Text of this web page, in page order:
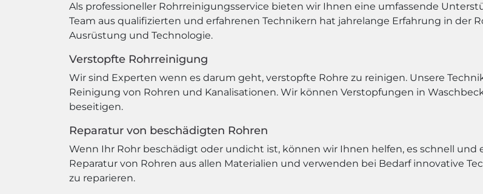
Als professioneller Rohrreinigungsservice bieten wir Ihnen eine umfassende
Team aus qualifizierten und erfahrenen Technikern hat jahrelange Erfahrung in
Ausrüstung und Technologie.
Verstopfte Rohrreinigung
Wir sind Experten wenn es darum geht, verstopfte Rohre zu reinigen. Unsere
Reinigung von Rohren und Kanalisationen. Wir können Verstopfungen in
beseitigen.
Reparatur von beschädigten Rohren
Wenn Ihr Rohr beschädigt oder undicht ist, können wir Ihnen helfen, es schnell und
Reparatur von Rohren aus allen Materialien und verwenden bei Bedarf innovative
zu reparieren.